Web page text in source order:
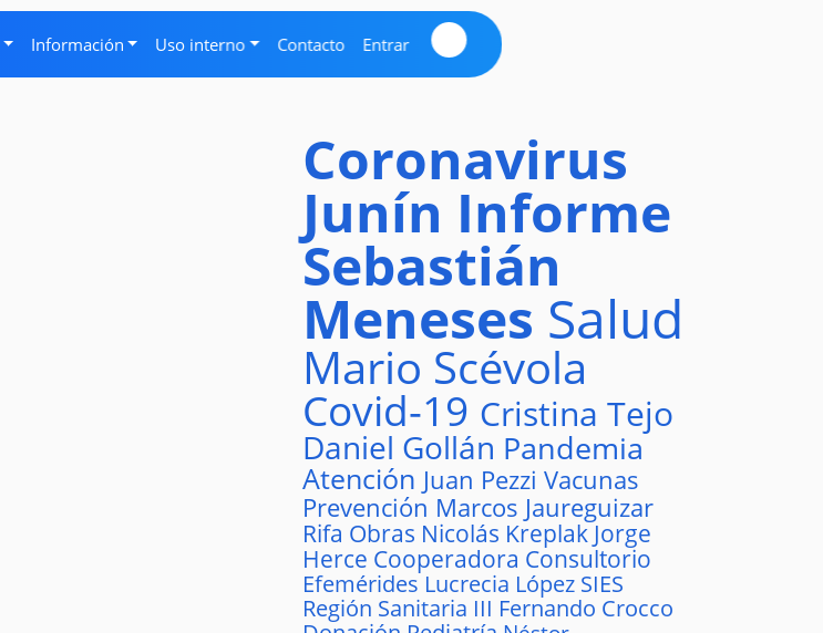
Información Uso interno Contacto Entrar
Coronavirus
Junín Informe
Sebastián
Meneses Salud
Mario Scévola
Covid-19 Cristina Tejo
Daniel Gollán Pandemia
Atención Juan Pezzi Vacunas
Prevención Marcos Jaureguizar
Rifa Obras Nicolás Kreplak Jorge
Herce Cooperadora Consultorio
Efemérides Lucrecia López SIES
Región Sanitaria III Fernando Crocco